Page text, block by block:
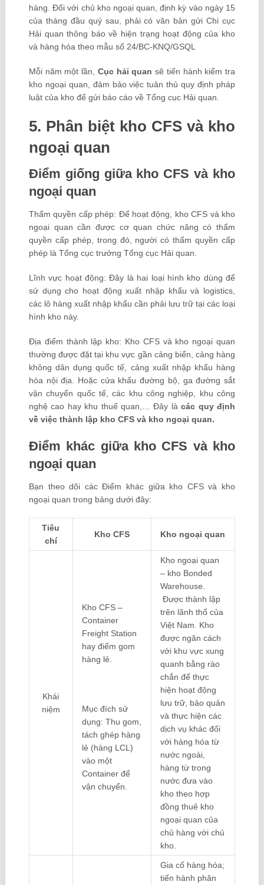
hàng. Đối với chủ kho ngoại quan, định kỳ vào ngày 15
của tháng đầu quý sau, phải có văn bản gửi Chi cục
Hải quan thông báo về hiện trạng hoạt động của kho
và hàng hóa theo mẫu số 24/BC-KNQ/GSQL
Mỗi năm một lần, Cục hải quan sẽ tiến hành kiểm tra
kho ngoại quan, đảm bảo việc tuân thủ quy định pháp
luật của kho để gửi báo cáo về Tổng cục Hải quan.
5. Phân biệt kho CFS và kho
ngoại quan
Điểm giống giữa kho CFS và kho
ngoại quan
Thẩm quyền cấp phép: Để hoạt động, kho CFS và kho
ngoại quan cần được cơ quan chức năng có thẩm
quyền cấp phép, trong đó, người có thẩm quyền cấp
phép là Tổng cục trưởng Tổng cục Hải quan.
Lĩnh vực hoạt động: Đây là hai loại hình kho dùng để
sử dụng cho hoạt động xuất nhập khẩu và logistics,
các lô hàng xuất nhập khẩu cần phải lưu trữ tại các loại
hình kho này.
Địa điểm thành lập kho: Kho CFS và kho ngoại quan
thường được đặt tại khu vực gần cảng biển, cảng hàng
không dân dụng quốc tế, cảng xuất nhập khẩu hàng
hóa nội địa. Hoặc cửa khẩu đường bộ, ga đường sắt
vận chuyển quốc tế, các khu công nghiệp, khu công
nghệ cao hay khu thuế quan,… Đây làcác quy định
về việc thành lập kho CFS và kho ngoại quan.
Điểm khác giữa kho CFS và kho
ngoại quan
Bạn theo dõi các Điểm khác giữa kho CFS và kho
ngoại quan trong bảng dưới đây:
Tiêu
chí
Kho CFS Kho ngoại quan
Khái
niệm
Kho CFS –
Container
Freight Station
hay điểm gom
hàng lẻ.
Mục đích sử
dụng: Thu gom,
tách ghép hàng
lẻ (hàng LCL)
vào một
Container để
vận chuyển.
Kho ngoại quan
– kho Bonded
Warehouse.
Được thành lập
trên lãnh thổ của
Việt Nam. Kho
được ngăn cách
với khu vực xung
quanh bằng rào
chắn để thực
hiện hoạt động
lưu trữ, bảo quản
và thực hiện các
dịch vụ khác đối
với hàng hóa từ
nước ngoài,
hàng từ trong
nước đưa vào
kho theo hợp
đồng thuê kho
ngoại quan của
chủ hàng với chủ
kho.
Gia cố hàng hóa;
tiến hành phân